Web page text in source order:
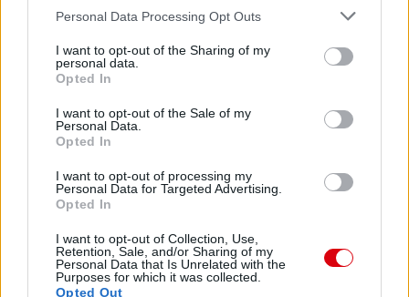
Please note that this website/app uses one or more Google
not limited to your visit or usage behaviour. You may click to
grant or deny consent to Google and its third-party tags to
use your data for below specified purposes in below Google
consent section.
Personal Data Processing Opt Outs
I want to opt-out of the Sharing of my
personal data.
Opted In
I want to opt-out of the Sale of my
Personal Data.
Opted In
I want to opt-out of processing my
Personal Data for Targeted Advertising.
Opted In
I want to opt-out of Collection, Use,
Retention, Sale, and/or Sharing of my
Personal Data that Is Unrelated with the
Purposes for which it was collected.
Opted Out